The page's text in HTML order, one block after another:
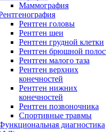
Маммография
Рентген головы
Рентген шеи
Рентген грудной клетки
Рентген брюшной
Рентген малого таза
Рентген верхних
конечностей
Рентген нижних
конечностей
Рентген позвоночника
Спортивные травмы
диагностика